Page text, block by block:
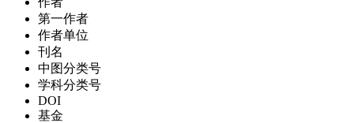
第一作者
作者单位
刊名
中图分类号
学科分类号
DOI
基金